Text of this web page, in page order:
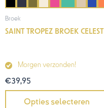
Broek
SAINT TROPEZ BROEK CELEST
Morgen verzonden!
€39,95
Opties selecteren